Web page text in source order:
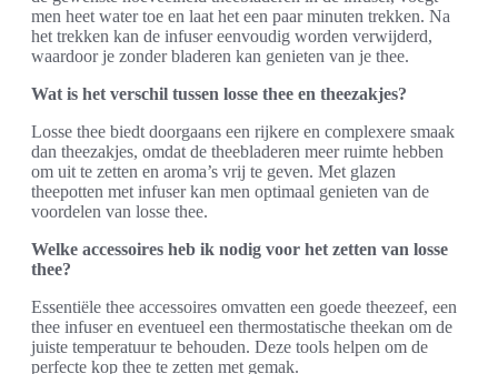
men heet water toe en laat het een paar minuten trekken. Na
het trekken kan de infuser eenvoudig worden verwijderd,
waardoor je zonder bladeren kan genieten van je thee.
Wat is het verschil tussen losse thee en theezakjes?
Losse thee biedt doorgaans een rijkere en complexere smaak
dan theezakjes, omdat de theebladeren meer ruimte hebben
om uit te zetten en aroma’s vrij te geven. Met glazen
theepotten met infuser kan men optimaal genieten van de
voordelen van losse thee.
Welke accessoires heb ik nodig voor het zetten van losse
thee?
Essentiële thee accessoires omvatten een goede theezeef, een
thee infuser en eventueel een thermostatische theekan om de
juiste temperatuur te behouden. Deze tools helpen om de
perfecte kop thee te zetten met gemak.